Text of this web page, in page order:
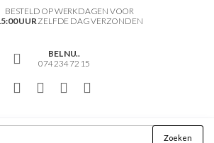
BESTELD OP WERKDAGEN VOOR
UUR ZELFDE DAG VERZONDEN
BEL NU..
074 234 72 15
Zoeken